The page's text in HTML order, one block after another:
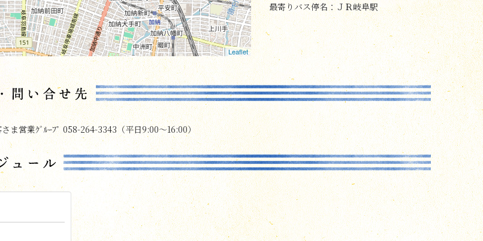
Leaflet
最寄りバス停名：ＪＲ岐阜駅
ま営業ｸﾞﾙｰﾌﾟ 058-264-3343（平日9:00～16:00）